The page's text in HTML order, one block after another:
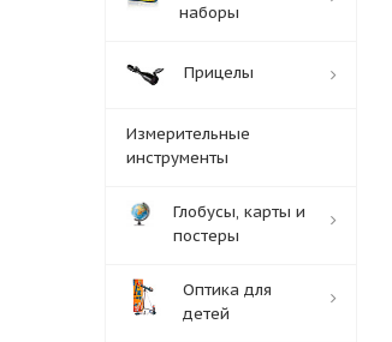
наборы
Прицелы
Измерительные
инструменты
Глобусы, карты и
постеры
Оптика для
детей